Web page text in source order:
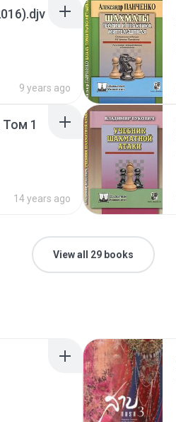
9 years ago
Том 1
14 years ago
View all 29 books